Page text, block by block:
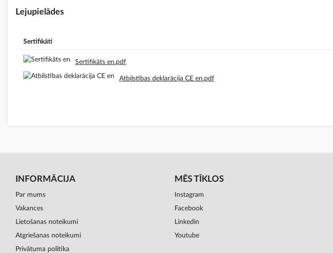
Lejupielādes
Sertifikāti
Sertifikāts en.pdf
Atbilstības deklarācija CE en.pdf
INFORMĀCIJA
Par mums
Vakances
Lietošanas noteikumi
Atgriešanas noteikumi
Privātuma politika
MĒS TĪKLOS
Instagram
Facebook
Linkedin
Youtube